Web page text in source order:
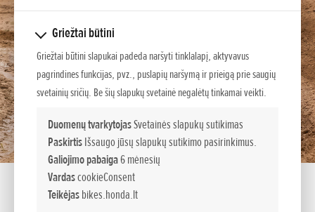
Griežtai būtini
Griežtai būtini slapukai padeda naršyti tinklalapį, aktyvavus
pagrindines funkcijas, pvz., puslapių naršymą ir prieigą prie saugių
svetainių sričių. Be šių slapukų svetainė negalėtų tinkamai veikti.
Duomenų tvarkytojasSvetainės slapukų sutikimas
PaskirtisIšsaugo jūsų slapukų sutikimo pasirinkimus.
Galiojimo pabaiga6 mėnesių
VardascookieConsent
Teikėjasbikes.honda.lt